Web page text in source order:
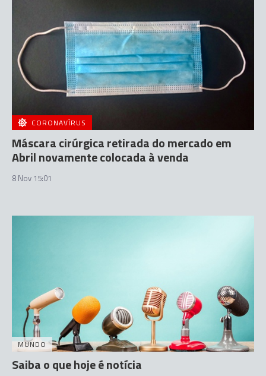
CORONAVÍRUS
Máscara cirúrgica retirada do mercado em
Abril novamente colocada à venda
8 Nov 15:01
MUNDO
Saiba o que hoje é notícia